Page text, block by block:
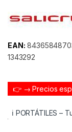
EAN:
1343292
👉 → Precios
ℹ️ PORTÁTILES –